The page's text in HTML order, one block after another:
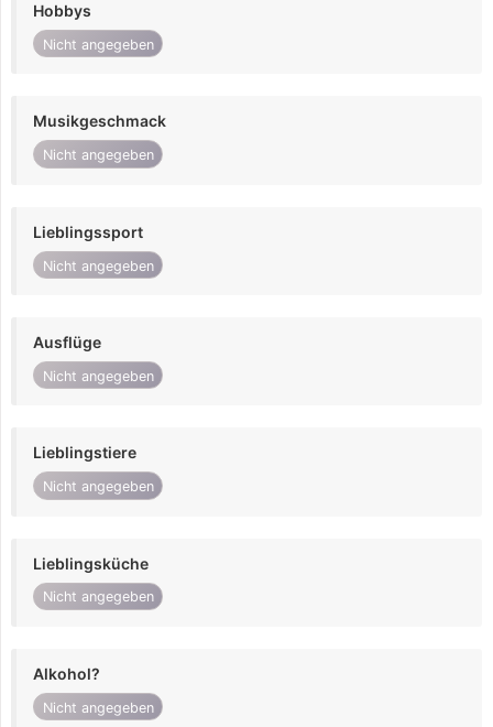
Hobbys
Nicht angegeben
Musikgeschmack
Nicht angegeben
Lieblingssport
Nicht angegeben
Ausflüge
Nicht angegeben
Lieblingstiere
Nicht angegeben
Lieblingsküche
Nicht angegeben
Alkohol?
Nicht angegeben